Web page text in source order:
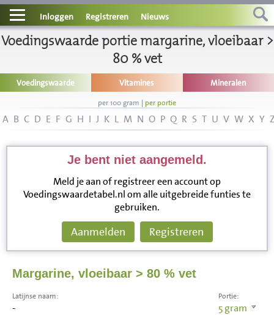
Contact
Informatie
Inloggen Registreren Nieuws
Voedingswaarde portie margarine, vloeibaar >
80 % vet
Voedingswaarde Vitamines Mineralen
per 100 gram | per portie
A B C D E F G H I J K L M N O P Q R S T U V W X Y
Je bent niet aangemeld.
Meld je aan of registreer een account op
Voedingswaardetabel.nl om alle uitgebreide funties te
gebruiken.
Aanmelden Registreren
Margarine, vloeibaar > 80 % vet
Portie:
5gram
Latijnse naam:
-